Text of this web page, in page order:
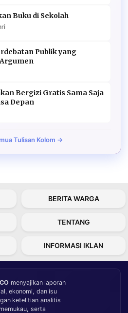
Buku di Sekolah
Publik yang
Bergizi Gratis Sama Saja
Depan
Tulisan Kolom →
BERITA WARGA
TENTANG
INFORMASI IKLAN
menyajikan laporan
ekonomi, dan isu
ketelitian analitis
serta